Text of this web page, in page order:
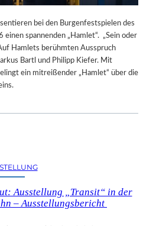
bei den Burgenfestspielen des
spannenden „Hamlet“. „Sein oder
Hamlets berühmten Ausspruch
Bartl und Philipp Kiefer. Mit
ein mitreißender „Hamlet“ über die
Ausstellung „Transit“ in der
– Ausstellungsbericht